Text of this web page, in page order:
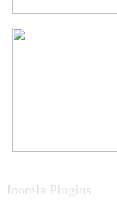
Joomla Plugins